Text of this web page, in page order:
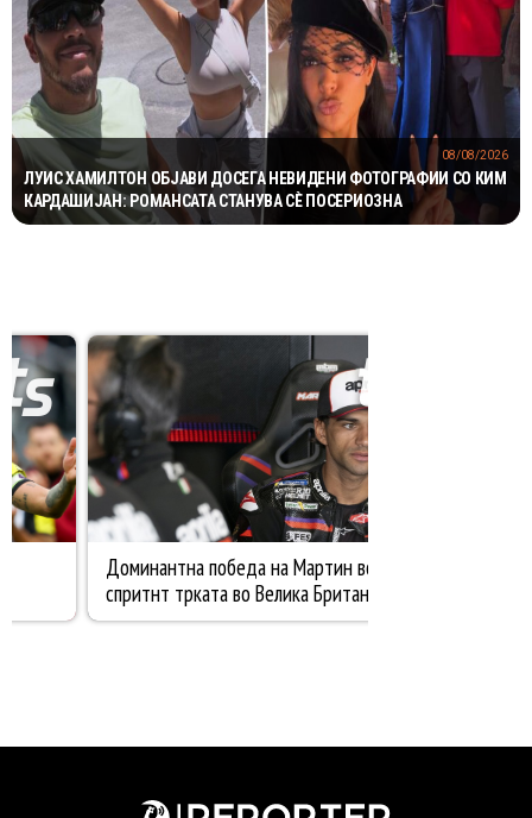
ЛУИС ХАМИЛТОН ОБЈАВИ ДОСЕГА НЕВИДЕНИ ФОТОГРАФИИ СО КИМ
КАРДАШИЈАН: РОМАНСАТА СТАНУВА СÈ ПОСЕРИОЗНА
08/08/2026